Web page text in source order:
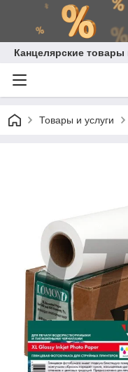
Канцелярские товары
Товары и услуги